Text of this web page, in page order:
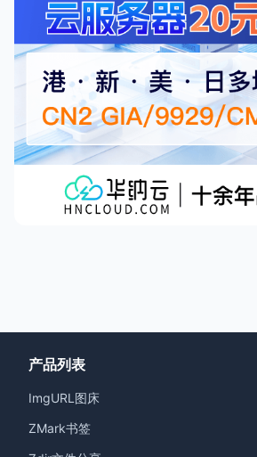
产品列表
ImgURL图床
ZMark书签